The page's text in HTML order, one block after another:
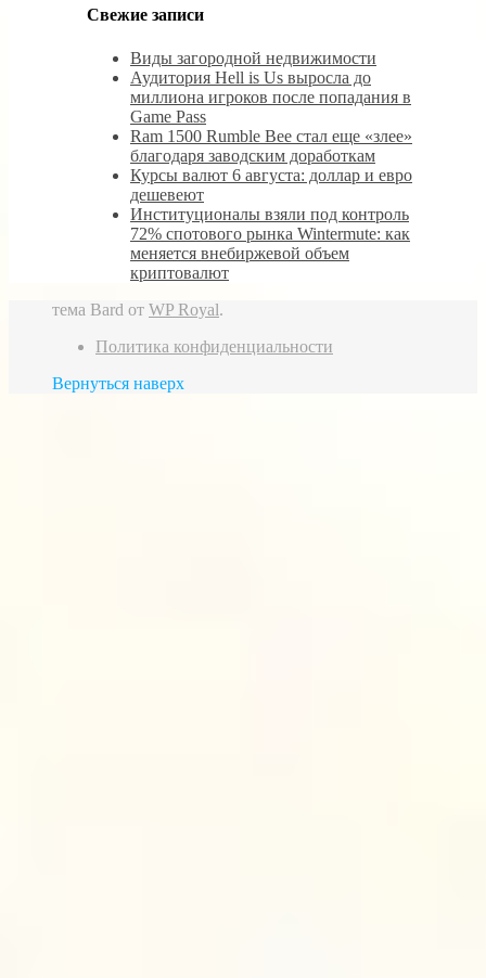
Свежие записи
Виды загородной недвижимости
Аудитория Hell is Us выросла до
миллиона игроков после попадания в
Game Pass
Ram 1500 Rumble Bee стал еще «злее»
благодаря заводским доработкам
Курсы валют 6 августа: доллар и евро
дешевеют
Институционалы взяли под контроль
72% спотового рынка Wintermute: как
меняется внебиржевой объем
криптовалют
тема Bard от WP Royal.
Политика конфиденциальности
Вернуться наверх